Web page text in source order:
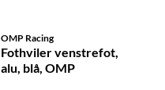
OMP Racing
Fothviler venstrefot,
alu, blå, OMP